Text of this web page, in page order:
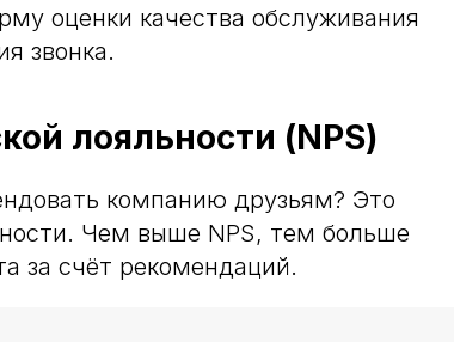
оценки качества обслуживания
звонка.
лояльности (NPS)
компанию друзьям? Это
Чем выше NPS, тем больше
за счёт рекомендаций.